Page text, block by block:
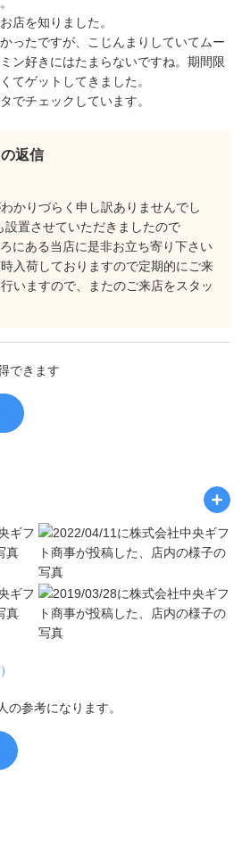
店を知りました。
ったですが、こじんまりしていてムー
ン好きにはたまらないですね。期間限
てゲットしてきました。
でチェックしています。
返信
かりづらく申し訳ありませんでし
置させていただきましたので
にある当店に是非お立ち寄り下さい
入荷しておりますので定期的にご来
いますので、またのご来店をスタッ
できます
参考になります。